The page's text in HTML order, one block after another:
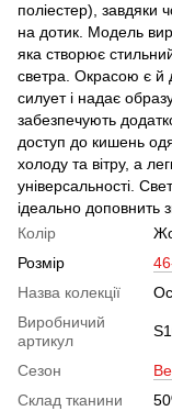
поліестер), завдяки
на дотик. Модель
яка створює
светра. Окрасою є
силует і надає
забезпечують
доступ до кишень
холоду та вітру, а
універсальності.
ідеально доповнить
Колір
Розмір
Назва колекції
Виробничий
артикул
Сезон
Склад тканини